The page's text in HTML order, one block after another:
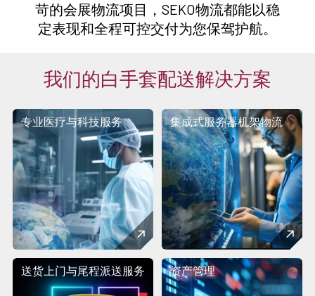
苛的会展物流项目，SEKO物流都能以稳
定表现和全程可控交付为您保驾护航。
我们的白手套配送解决方案
专业医疗与科技服务 集成式服务器机架物流
送货上门与尾程派送服务 资产管理